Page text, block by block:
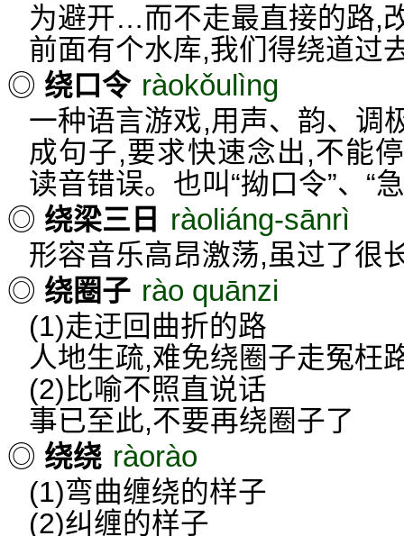
为避开…而不走最直接的路,
前面有个水库,我们得绕道过
◎ 绕口令 ràokǒulìng
一种语言游戏,用声、韵、调
成句子,要求快速念出,不能
读音错误。也叫“拗口令”、“
◎ 绕梁三日 ràoliáng-sānrì
形容音乐高昂激荡,虽过了很
◎ 绕圈子 rào quānzi
(1)走迂回曲折的路
人地生疏,难免绕圈子走冤枉
(2)比喻不照直说话
事已至此,不要再绕圈子了
◎ 绕绕 ràorào
(1)弯曲缠绕的样子
(2)纠缠的样子